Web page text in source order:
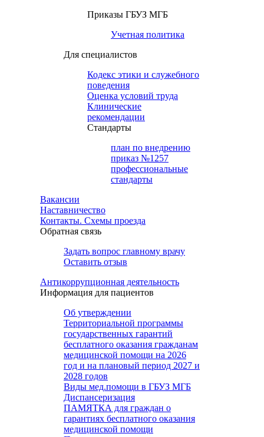
Приказы ГБУЗ МГБ
Учетная политика
Для специалистов
Кодекс этики и служебного
поведения
Оценка условий труда
Клинические
рекомендации
Cтандарты
план по внедрению
приказ №1257
профессиональные
стандарты
Вакансии
Наставничество
Контакты. Схемы проезда
Обратная связь
Задать вопрос главному врачу
Оставить отзыв
Антикоррупционная деятельность
Информация для пациентов
Об утверждении
Территориальной программы
государственных гарантий
бесплатного оказания гражданам
медицинской помощи на 2026
год и на плановый период 2027 и
2028 годов
Виды мед.помощи в ГБУЗ МГБ
Диспансеризация
ПАМЯТКА для граждан о
гарантиях бесплатного оказания
медицинской помощи